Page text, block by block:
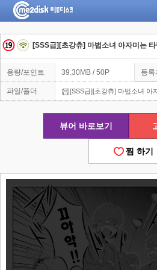
용량/포인트 39.30MB / 50P 등록
파일/폴더 [SSS급][초강츄] 마법소녀 아
뷰어 바로보기
찜 하기